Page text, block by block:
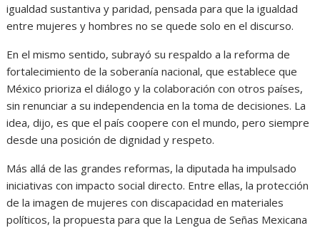
igualdad sustantiva y paridad, pensada para que la igualdad
entre mujeres y hombres no se quede solo en el discurso.
En el mismo sentido, subrayó su respaldo a la reforma de
fortalecimiento de la soberanía nacional, que establece que
México prioriza el diálogo y la colaboración con otros países,
sin renunciar a su independencia en la toma de decisiones. La
idea, dijo, es que el país coopere con el mundo, pero siempre
desde una posición de dignidad y respeto.
Más allá de las grandes reformas, la diputada ha impulsado
iniciativas con impacto social directo. Entre ellas, la protección
de la imagen de mujeres con discapacidad en materiales
políticos, la propuesta para que la Lengua de Señas Mexicana